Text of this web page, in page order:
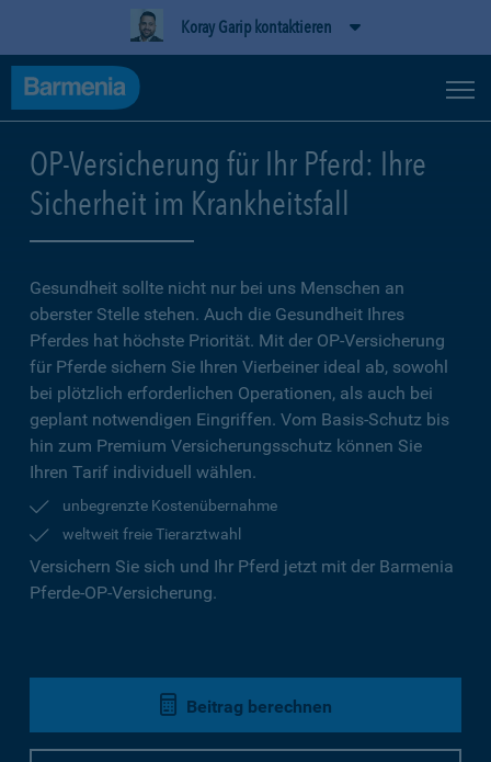
Koray Garip kontaktieren
OP-Versicherung für Ihr Pferd: Ihre
Sicherheit im Krankheitsfall
Gesundheit sollte nicht nur bei uns Menschen an
oberster Stelle stehen. Auch die Gesundheit Ihres
Pferdes hat höchste Priorität. Mit der OP-Versicherung
für Pferde sichern Sie Ihren Vierbeiner ideal ab, sowohl
bei plötzlich erforderlichen Operationen, als auch bei
geplant notwendigen Eingriffen. Vom Basis-Schutz bis
hin zum Premium Versicherungsschutz können Sie
Ihren Tarif individuell wählen.
unbegrenzte Kostenübernahme
weltweit freie Tierarztwahl
Versichern Sie sich und Ihr Pferd jetzt mit der Barmenia
Pferde-OP-Versicherung.
Beitrag berechnen